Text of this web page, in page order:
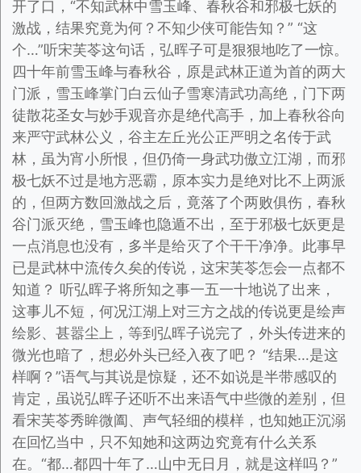
开了口，“不知武林中雪玉峰、春秋谷和邪极七妖的
激战，结果究竟为何？不知少侠可能告知？” “这
个…”听宋芙苓这句话，弘晖子可是狠狠地吃了一惊。
四十年前雪玉峰与春秋谷，原是武林正道为首的两大
门派，雪玉峰掌门白云仙子雪寒清武功高绝，门下两
徒散花圣女与妙手观音亦是绝代高手，加上春秋谷向
来严守武林公义，谷主左丘光公正严明之名传于武
林，虽为宵小所恨，但仍倚一身武功傲立江湖，而邪
极七妖不过是地方恶霸，原本实力是绝对比不上两派
的，但两方数回激战之后，竟落了个两败俱伤，春秋
谷门派灭绝，雪玉峰也隐遁不出，至于邪极七妖更是
一点消息也没有，多半是给灭了个干干净净。此事早
已是武林中流传久矣的传说，这宋芙苓怎会一点都不
知道？ 听弘晖子将所知之事一五一十地说了出来，
这事儿不短，何况江湖上对三方之战的传说更是绘声
绘影、甚嚣尘上，等到弘晖子说完了，外头传进来的
微光也暗了，想必外头已经入夜了吧？ “结果…是这
样啊？”语气与其说是惊疑，还不如说是半带感叹的
肯定，虽说弘晖子还听不出来语气中些微的差别，但
看宋芙苓秀眸微阖、声气轻细的模样，也知她正沉溺
在回忆当中，只不知她和这两边究竟有什么关系
在。“都…都四十年了…山中无日月，就是这样吗？”